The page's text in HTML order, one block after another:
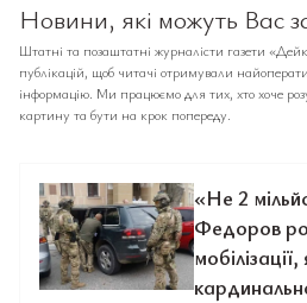
Новини, які можуть Вас
Штатні та позаштатні журналісти газети
публікацій, щоб читачі отримували
інформацію. Ми працюємо для тих, хто хоче
картину та бути на крок попереду.
«Не 2
Федоров